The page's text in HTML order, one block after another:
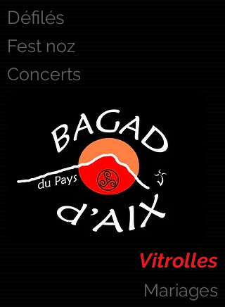
Défilés
Fest noz
Concerts
Vitrolles
Mariages